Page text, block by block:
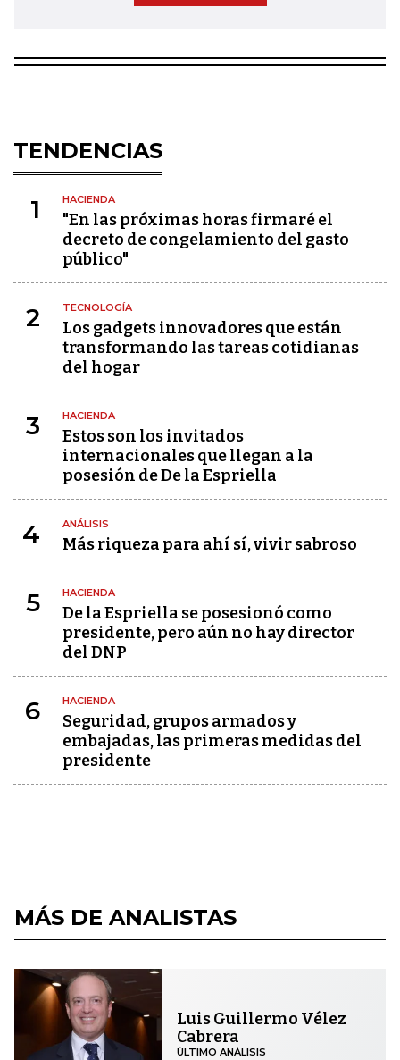
TENDENCIAS
1 HACIENDA
"En las próximas horas firmaré el
decreto de congelamiento del gasto
público"
2 TECNOLOGÍA
Los gadgets innovadores que están
transformando las tareas cotidianas
del hogar
3 HACIENDA
Estos son los invitados
internacionales que llegan a la
posesión de De la Espriella
4 ANÁLISIS
Más riqueza para ahí sí, vivir sabroso
5 HACIENDA
De la Espriella se posesionó como
presidente, pero aún no hay director
del DNP
6 HACIENDA
Seguridad, grupos armados y
embajadas, las primeras medidas del
presidente
MÁS DE ANALISTAS
Luis Guillermo Vélez
Cabrera
ÚLTIMO ANÁLISIS